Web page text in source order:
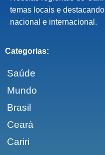
temas locais e
nacional e internacional.
Categorias:
Saúde
Mundo
Brasil
Ceará
Cariri